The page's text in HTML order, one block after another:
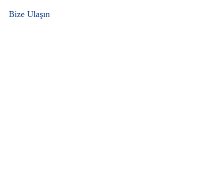
Bize Ulaşın